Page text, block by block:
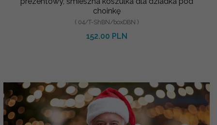
choinkę
( 04/T-ShBN/boxDBN )
152.00 PLN